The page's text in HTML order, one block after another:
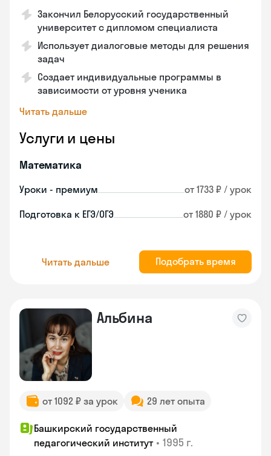
Закончил Белорусский государственный
университет с дипломом специалиста
Использует диалоговые методы для решения
задач
Создает индивидуальные программы в
зависимости от уровня ученика
Читать дальше
Услуги и цены
Математика
Уроки - премиум от 1733 ₽ / урок
Подготовка к ЕГЭ/ОГЭ от 1880 ₽ / урок
Читать дальше Подобрать время
Альбина
от 1092 ₽ за урок 29 лет опыта
Башкирский государственный
педагогический институт • 1995 г.